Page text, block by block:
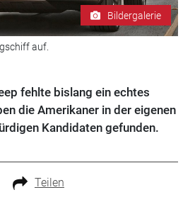
Bildergalerie
auf.
fehlte bislang ein echtes
die Amerikaner in der eigenen
Kandidaten gefunden.
Teilen